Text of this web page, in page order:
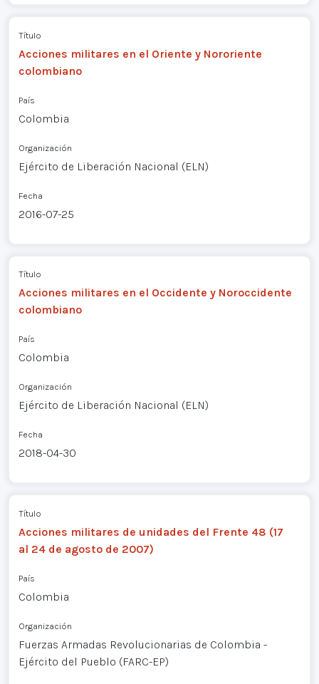
Título
Acciones militares en el Oriente y Nororiente
colombiano
País
Colombia
Organización
Ejército de Liberación Nacional (ELN)
Fecha
2016-07-25
Título
Acciones militares en el Occidente y Noroccidente
colombiano
País
Colombia
Organización
Ejército de Liberación Nacional (ELN)
Fecha
2018-04-30
Título
Acciones militares de unidades del Frente 48 (17
al 24 de agosto de 2007)
País
Colombia
Organización
Fuerzas Armadas Revolucionarias de Colombia -
Ejército del Pueblo (FARC-EP)